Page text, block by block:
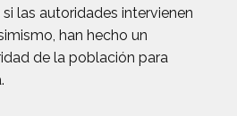
las autoridades intervienen
han hecho un
de la población para